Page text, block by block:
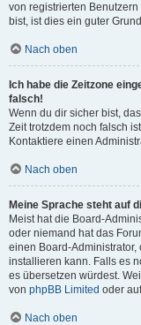
von registrierten
bist, ist dies ein guter
Nach oben
Ich habe die Zeitzone
falsch!
Wenn du dir sicher bist,
Zeit trotzdem noch falsch
Kontaktiere einen
Nach oben
Meine Sprache steht auf
Meist hat die Board-
oder niemand hat das
einen Board-
installieren kann. Falls es
es übersetzen würdest.
von phpBB Limited oder
Nach oben